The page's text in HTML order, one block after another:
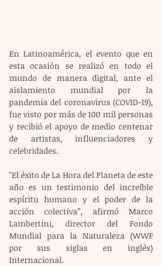
En Latinoamérica, el evento que en
esta ocasión se realizó en todo el
mundo de manera digital, ante el
aislamiento mundial por la
pandemia del coronavirus (COVID-19),
fue visto por más de 100 mil personas
y recibió el apoyo de medio centenar
de artistas, influenciadores y
celebridades.
"El éxito de La Hora del Planeta de este
año es un testimonio del increíble
espíritu humano y el poder de la
acción colectiva”, afirmó Marco
Lambertini, director del Fondo
Mundial para la Naturaleza (WWF
por sus siglas en inglés)
Internacional.